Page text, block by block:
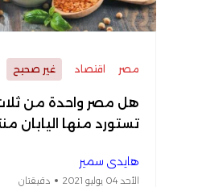
مصر اقتصاد غير صحيح
هل مصر واحدة من
تستورد منها اليابان
هايدي سمير
الأحد 04 يوليو 2021 دقيقتان